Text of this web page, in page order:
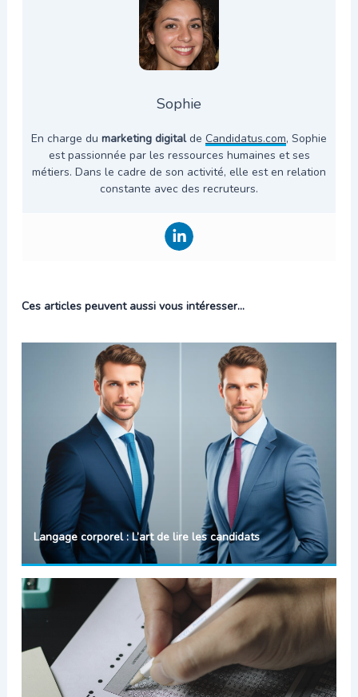
Sophie
En charge du marketing digitalde Candidatus.com, Sophie
est passionnée par les ressources humaines et ses
métiers. Dans le cadre de son activité, elle est en relation
constante avec des recruteurs.
Ces articles peuvent aussi vous intéresser...
Langage corporel : L’art de lire les candidats